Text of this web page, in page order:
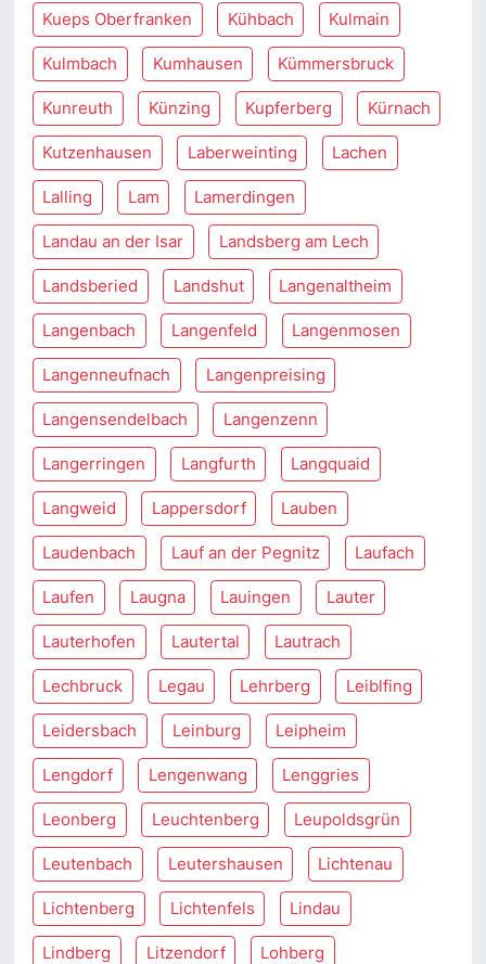
Kueps Oberfranken Kühbach Kulmain
Kulmbach Kumhausen Kümmersbruck
Kunreuth Künzing Kupferberg Kürnach
Kutzenhausen Laberweinting Lachen
Lalling Lam Lamerdingen
Landau an der Isar Landsberg am Lech
Landsberied Landshut Langenaltheim
Langenbach Langenfeld Langenmosen
Langenneufnach Langenpreising
Langensendelbach Langenzenn
Langerringen Langfurth Langquaid
Langweid Lappersdorf Lauben
Laudenbach Lauf an der Pegnitz Laufach
Laufen Laugna Lauingen Lauter
Lauterhofen Lautertal Lautrach
Lechbruck Legau Lehrberg Leiblfing
Leidersbach Leinburg Leipheim
Lengdorf Lengenwang Lenggries
Leonberg Leuchtenberg Leupoldsgrün
Leutenbach Leutershausen Lichtenau
Lichtenberg Lichtenfels Lindau
Lindberg Litzendorf Lohberg